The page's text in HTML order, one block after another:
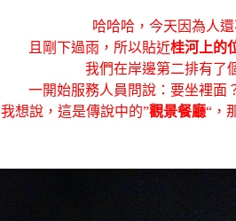
哈哈哈，今天因為人還
且剛下過雨，所以貼近桂河上的
我們在岸邊第二排有了
一開始服務人員問說：要坐裡面
我想說，這是傳說中的”觀景餐廳“，